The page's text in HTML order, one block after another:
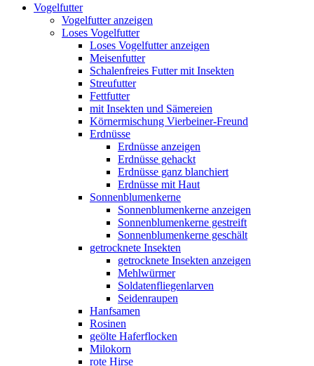
Vogelfutter
Vogelfutter anzeigen
Loses Vogelfutter
Loses Vogelfutter anzeigen
Meisenfutter
Schalenfreies Futter mit Insekten
Streufutter
Fettfutter
mit Insekten und Sämereien
Körnermischung Vierbeiner-Freund
Erdnüsse
Erdnüsse anzeigen
Erdnüsse gehackt
Erdnüsse ganz blanchiert
Erdnüsse mit Haut
Sonnenblumenkerne
Sonnenblumenkerne anzeigen
Sonnenblumenkerne gestreift
Sonnenblumenkerne geschält
getrocknete Insekten
getrocknete Insekten anzeigen
Mehlwürmer
Soldatenfliegenlarven
Seidenraupen
Hanfsamen
Rosinen
geölte Haferflocken
Milokorn
rote Hirse